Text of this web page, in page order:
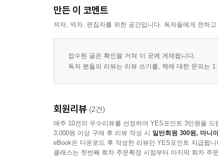
만든 이 코멘트
저자, 역자, 편집자를 위한 공간입니다. 독자들에게 전하
접수된 글은 확인을 거쳐 이 곳에 게재됩니다.
독자 분들의 리뷰는 리뷰 쓰기를, 책에 대한 문의는
회원리뷰 (2건)
매주 10건의 우수리뷰를 선정하여 YES포인트 3만원을 드
3,000원 이상 구매 후 리뷰 작성 시 일반회원 300원, 마니
eBook은 다운로드 후 작성한 리뷰만 YES포인트 지급됩니
클래스는 첫번째 회차 주문확정 시점부터 마지막 회차 주